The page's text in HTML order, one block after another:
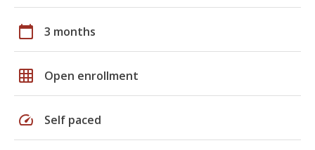
calendar_today 3 months
grid_on Open enrollment
speed Self paced